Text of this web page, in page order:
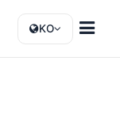
KO